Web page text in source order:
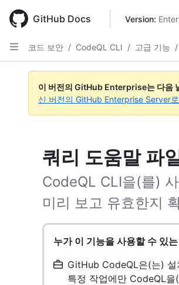
main
content
GitHub Docs Version:
코드 보안 / CodeQL CLI / 고급 기능 /
이 버전의 GitHub Enterprise는 다음
신 버전의 GitHub Enterprise Server
쿼리 도움말 파
CodeQL CLI을(를)
미리 보고 유효한지
누가 이 기능을 사용할 수 있
GitHub CodeQL은(는) 설
특정 작업에만 CodeQL